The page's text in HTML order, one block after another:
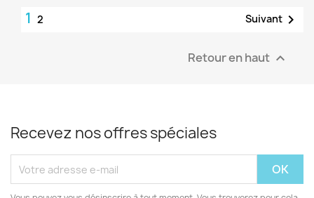
1 2 Suivant 
Retour en haut 
Recevez nos offres spéciales